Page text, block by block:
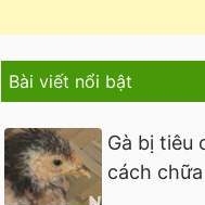
Bài viết nổi bật
Gà bị tiêu
cách